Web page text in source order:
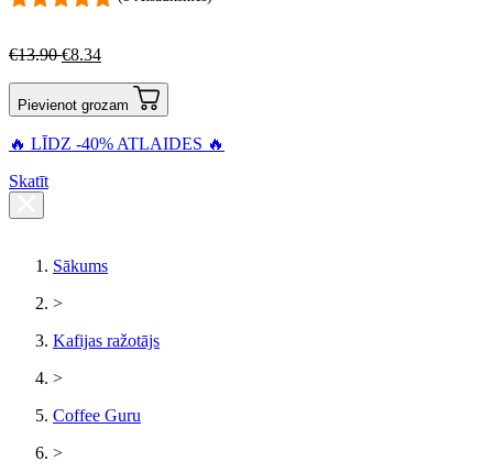
€13.90 €8.34
Pievienot grozam
🔥 LĪDZ -40% ATLAIDES 🔥
Skatīt
Sākums
>
Kafijas ražotājs
>
Coffee Guru
>